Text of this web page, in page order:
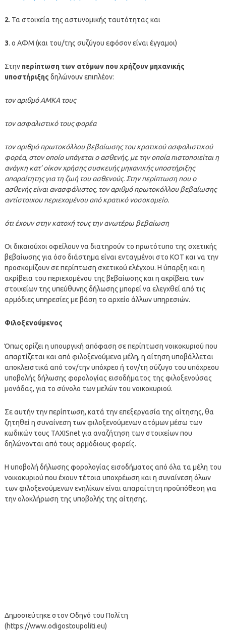
2. Τα στοιχεία της αστυνομικής ταυτότητας και
3. ο ΑΦΜ (και του/της συζύγου εφόσον είναι έγγαμοι)
Στην περίπτωση των ατόμων που χρήζουν μηχανικής
υποστήριξης δηλώνουν επιπλέον:
τον αριθμό ΑΜΚΑ τους
τον ασφαλιστικό τους φορέα
τον αριθμό πρωτοκόλλου βεβαίωσης του κρατικού ασφαλιστικού
φορέα, στον οποίο υπάγεται ο ασθενής, με την οποία πιστοποιείται η
ανάγκη κατ’ οίκον χρήσης συσκευής μηχανικής υποστήριξης
απαραίτητης για τη ζωή του ασθενούς. Στην περίπτωση που ο
ασθενής είναι ανασφάλιστος, τον αριθμό πρωτοκόλλου βεβαίωσης
αντίστοιχου περιεχομένου από κρατικό νοσοκομείο.
ότι έχουν στην κατοχή τους την ανωτέρω βεβαίωση
Οι δικαιούχοι οφείλουν να διατηρούν το πρωτότυπο της σχετικής
βεβαίωσης για όσο διάστημα είναι ενταγμένοι στο ΚΟΤ και να την
προσκομίζουν σε περίπτωση σχετικού ελέγχου. Η ύπαρξη και η
ακρίβεια του περιεχομένου της βεβαίωσης και η ακρίβεια των
στοιχείων της υπεύθυνης δήλωσης μπορεί να ελεγχθεί από τις
αρμόδιες υπηρεσίες με βάση το αρχείο άλλων υπηρεσιών.
Φιλοξενούμενος
Όπως ορίζει η υπουργική απόφαση σε περίπτωση νοικοκυριού που
απαρτίζεται και από φιλοξενούμενα μέλη, η αίτηση υποβάλλεται
αποκλειστι­κά από τον/την υπόχρεο ή τον/τη σύζυγο του υπόχρε­ου
υποβολής δήλωσης φορολογίας εισοδήματος της φιλοξενούσας
μονάδας, για το σύνολο των μελών του νοικοκυριού.
Σε αυτήν την περίπτωση, κατά την επεξεργασία της αίτησης, θα
ζητηθεί η συναίνεση των φιλοξενούμενων ατόμων μέσω των
κωδικών τους TAXISnet για αναζήτηση των στοιχείων που
δηλώνονται από τους αρμόδιους φορείς.
Η υποβολή δήλωσης φορολογίας εισοδήματος από όλα τα μέλη του
νοικοκυριού που έχουν τέτοια υποχρέωση και η συναίνεση όλων
των φιλοξενούμενων ενηλίκων είναι απαραίτητη προϋπόθεση για
την ολοκλήρωση της υποβολής της αίτησης.
Δημοσιεύτηκε στον Οδηγό του Πολίτη
(https://www.odigostoupoliti.eu)